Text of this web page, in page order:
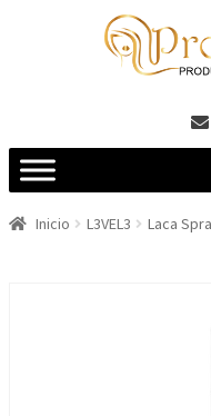
Inicio L3VEL3 Laca